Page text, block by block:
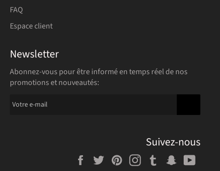
FAQ
Espace client
Newsletter
Abonnez-vous pour être informé en temps réel de nos
promotions et nouveautés:
Suivez-nous
FacebookTwitterPinterestInstagramTumblrSnapchat